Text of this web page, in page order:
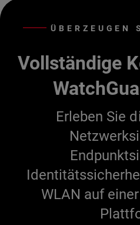
ÜBERZEUGEN
Vollständige
Erleben Sie
WLAN auf